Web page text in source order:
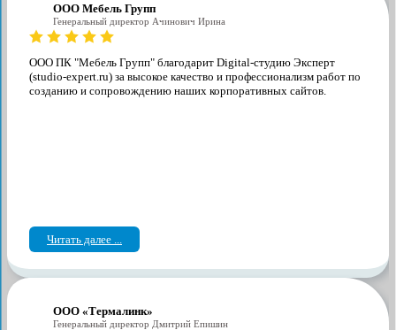
ООО Мебель Групп
Генеральный директор Ачинович Ирина
ООО ПК "Мебель Групп" благодарит Digital-студию Эксперт
(studio-expert.ru) за высокое качество и профессионализм работ по
созданию и сопровождению наших корпоративных сайтов.
Читать далее ...
ООО «Термалинк»
Генеральный директор Дмитрий Епишин